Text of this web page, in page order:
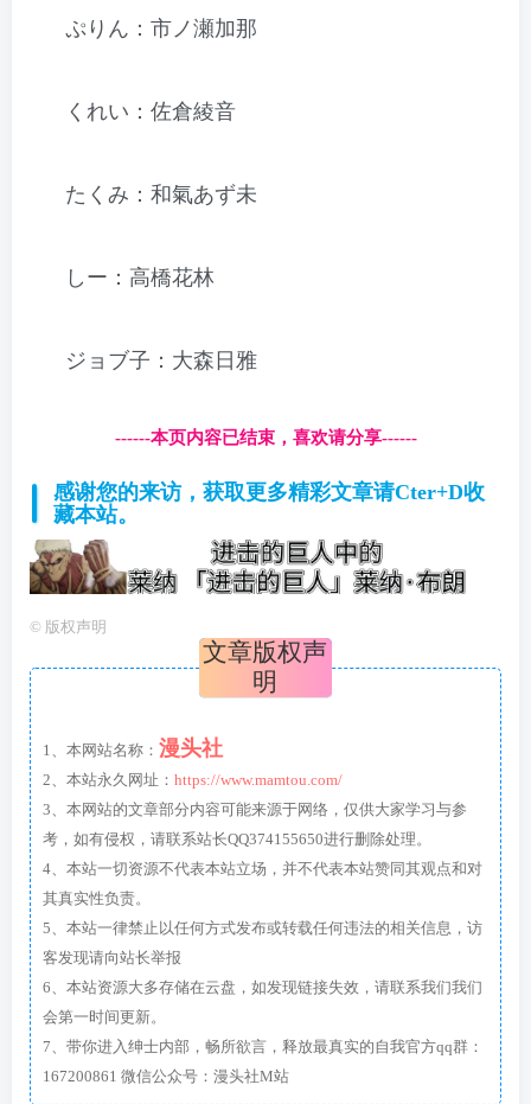
ぷりん：市ノ瀬加那
くれい：佐倉綾音
たくみ：和氣あず未
しー：高橋花林
ジョブ子：大森日雅
------本页内容已结束，喜欢请分享------
感谢您的来访，获取更多精彩文章请Cter+D收
藏本站。
© 版权声明
文章版权声
明
1、本网站名称： 漫头社
2、本站永久网址： https://www.mamtou.com/
3、本网站的文章部分内容可能来源于网络，仅供大家学习与参
考，如有侵权，请联系站长QQ374155650进行删除处理。
4、本站一切资源不代表本站立场，并不代表本站赞同其观点和对
其真实性负责。
5、本站一律禁止以任何方式发布或转载任何违法的相关信息，访
客发现请向站长举报
6、本站资源大多存储在云盘，如发现链接失效，请联系我们我们
会第一时间更新。
7、带你进入绅士内部，畅所欲言，释放最真实的自我官方qq群：
167200861 微信公众号：漫头社M站